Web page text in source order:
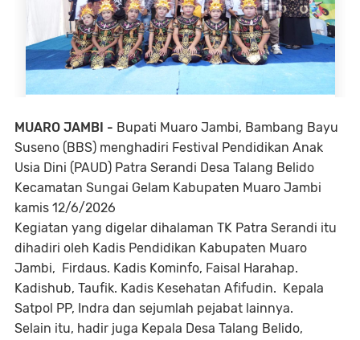
MUARO JAMBI - Bupati Muaro Jambi, Bambang Bayu
Suseno (BBS) menghadiri Festival Pendidikan Anak
Usia Dini (PAUD) Patra Serandi Desa Talang Belido
Kecamatan Sungai Gelam Kabupaten Muaro Jambi
kamis 12/6/2026
Kegiatan yang digelar dihalaman TK Patra Serandi itu
dihadiri oleh Kadis Pendidikan Kabupaten Muaro
Jambi, Firdaus. Kadis Kominfo, Faisal Harahap.
Kadishub, Taufik. Kadis Kesehatan Afifudin. Kepala
Satpol PP, Indra dan sejumlah pejabat lainnya.
Selain itu, hadir juga Kepala Desa Talang Belido,